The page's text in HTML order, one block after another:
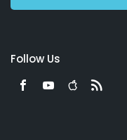
Follow Us